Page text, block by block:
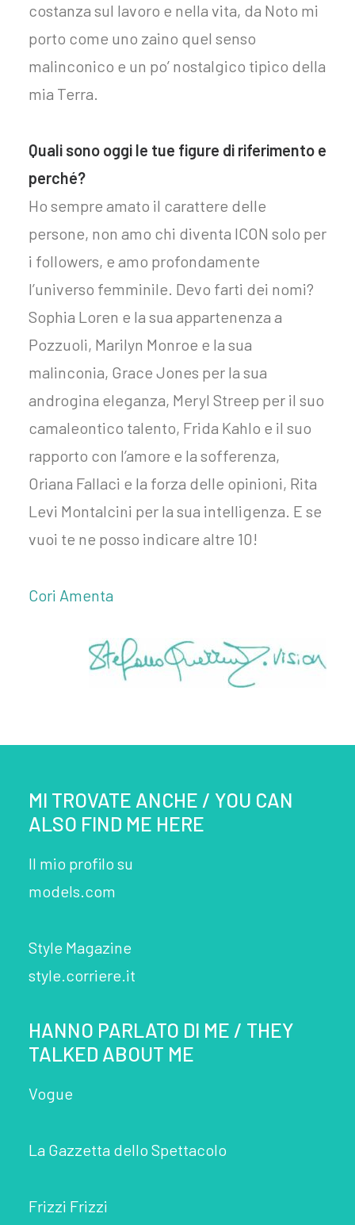
costanza sul lavoro e nella vita, da Noto mi
porto come uno zaino quel senso
malinconico e un po’ nostalgico tipico della
mia Terra.
Quali sono oggi le tue figure di riferimento e
perché?
Ho sempre amato il carattere delle
persone, non amo chi diventa ICON solo per
i followers, e amo profondamente
l’universo femminile. Devo farti dei nomi?
Sophia Loren e la sua appartenenza a
Pozzuoli, Marilyn Monroe e la sua
malinconia, Grace Jones per la sua
androgina eleganza, Meryl Streep per il suo
camaleontico talento, Frida Kahlo e il suo
rapporto con l’amore e la sofferenza,
Oriana Fallaci e la forza delle opinioni, Rita
Levi Montalcini per la sua intelligenza. E se
vuoi te ne posso indicare altre 10!
Cori Amenta
MI TROVATE ANCHE / YOU CAN
ALSO FIND ME HERE
Il mio profilo su
models.com
Style Magazine
style.corriere.it
HANNO PARLATO DI ME / THEY
TALKED ABOUT ME
Vogue
La Gazzetta dello Spettacolo
Frizzi Frizzi